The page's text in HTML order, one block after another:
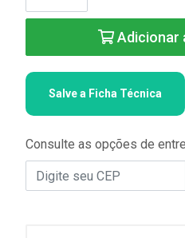
Adicionar
Salve a Ficha Técnica
Consulte as opções de